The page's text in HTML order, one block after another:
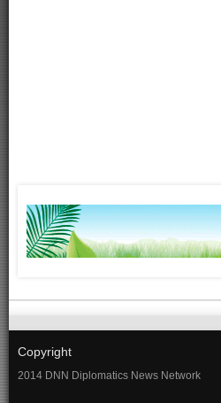
Copyright
2014 DNN Diplomatics News Network